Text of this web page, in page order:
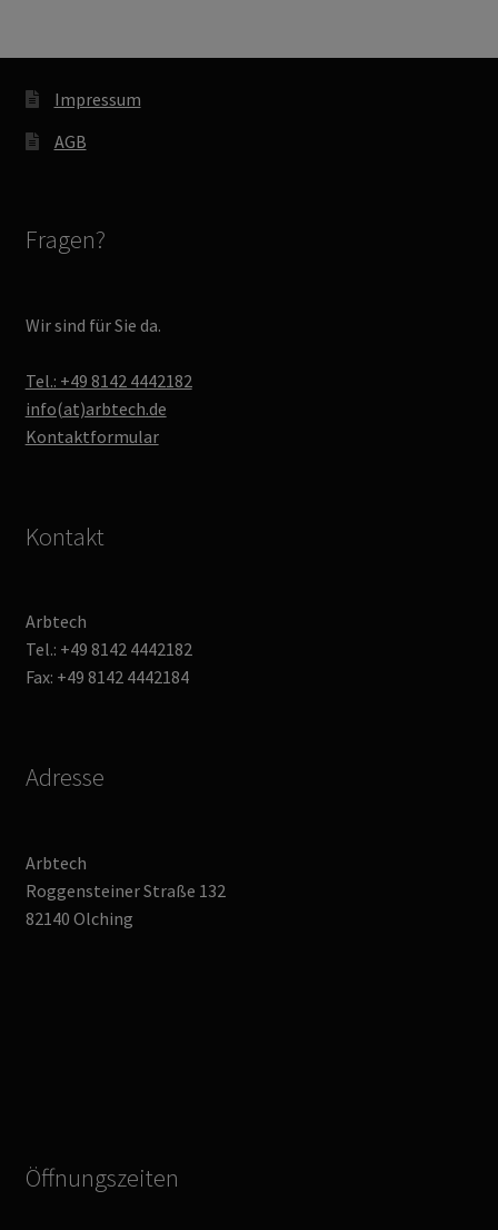
Impressum
AGB
Fragen?
Wir sind für Sie da.
Tel.: +49 8142 4442182
info(at)arbtech.de
Kontaktformular
Kontakt
Arbtech
Tel.: +49 8142 4442182
Fax: +49 8142 4442184
Adresse
Arbtech
Roggensteiner Straße 132
82140 Olching
Öffnungszeiten